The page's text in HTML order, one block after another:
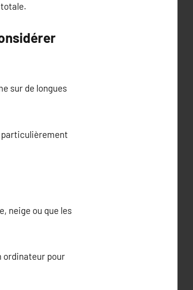
sur de longues
particulièrement
neige ou que les
ordinateur pour